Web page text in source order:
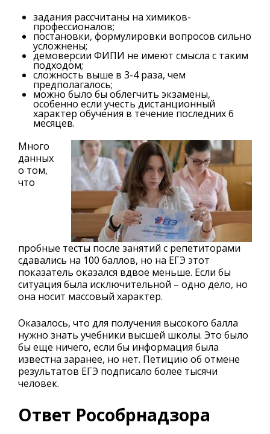
задания рассчитаны на химиков-
профессионалов;
постановки, формулировки вопросов сильно
усложнены;
демоверсии ФИПИ не имеют смысла с таким
подходом;
сложность выше в 3-4 раза, чем
предполагалось;
можно было бы облегчить экзамены,
особенно если учесть дистанционный
характер обучения в течение последних 6
месяцев.
Много
данных
о том,
что
пробные тесты после занятий с репетиторами
сдавались на 100 баллов, но на ЕГЭ этот
показатель оказался вдвое меньше. Если бы
ситуация была исключительной – одно дело, но
она носит массовый характер.
Оказалось, что для получения высокого балла
нужно знать учебники высшей школы. Это было
бы еще ничего, если бы информация была
известна заранее, но нет. Петицию об отмене
результатов ЕГЭ подписало более тысячи
человек.
Ответ Рособрнадзора